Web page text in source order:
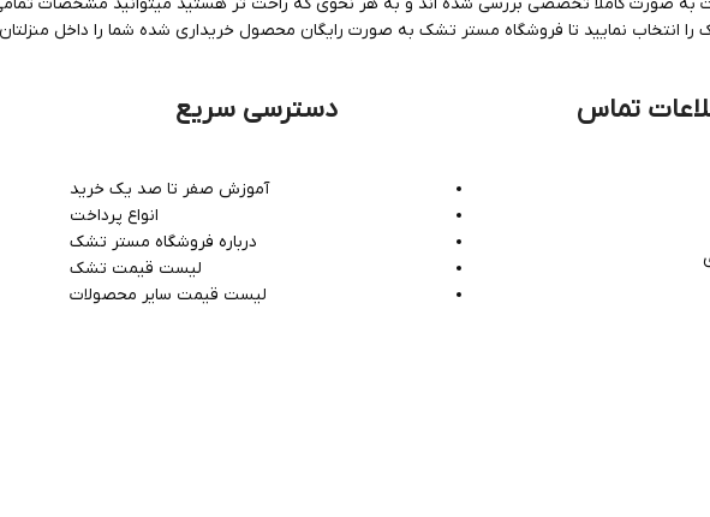
انتخاب نمایید تا فروشگاه مستر تشک به صورت رایگان محصول خریداری شده شما را داخل
تماس دسترسی سریع
آموزش صفر تا صد یک خرید
انواع پرداخت
درباره فروشگاه مستر تشک
لیست قیمت تشک
لیست قیمت سایر محصولات